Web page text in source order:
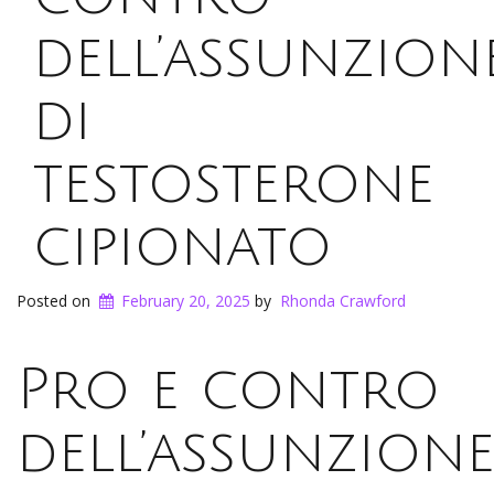
di
testosterone
cipionato
Posted on February 20, 2025 by Rhonda Crawford
Pro e contro
dell’assunzione